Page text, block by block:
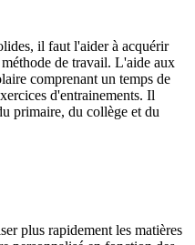
il faut l'aider à acquérir
de travail. L'aide aux
comprenant un temps de
d'entrainements. Il
primaire, du collège et du
plus rapidement les matières